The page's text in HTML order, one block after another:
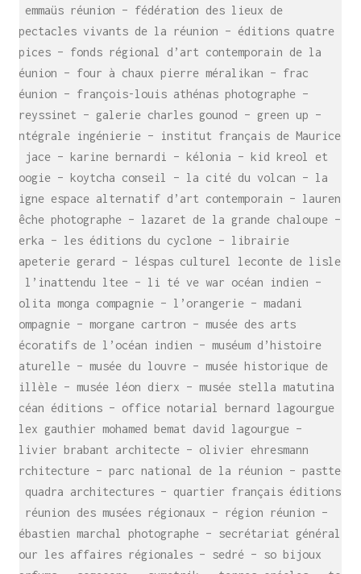
– emmaüs réunion – fédération des lieux de
spectacles vivants de la réunion – éditions quatre
épices – fonds régional d’art contemporain de la
réunion – four à chaux pierre méralikan – frac
réunion – françois-louis athénas photographe –
freyssinet – galerie charles gounod – green up –
intégrale ingénierie – institut français de Maurice
– jace – karine bernardi – kélonia – kid kreol et
boogie – koytcha conseil – la cité du volcan – la
ligne espace alternatif d’art contemporain – laurent
bêche photographe – lazaret de la grande chaloupe –
lerka – les éditions du cyclone – librairie
papeterie gerard – léspas culturel leconte de lisle
– l’inattendu ltee – li té ve war océan indien –
lolita monga compagnie – l’orangerie – madani
compagnie – morgane cartron – musée des arts
décoratifs de l’océan indien – muséum d’histoire
naturelle – musée du louvre – musée historique de
villèle – musée léon dierx – musée stella matutina –
océan éditions – office notarial bernard lagourgue
alex gauthier mohamed bemat david lagourgue –
olivier brabant architecte – olivier ehresmann
architecture – parc national de la réunion – pasttec
– quadra architectures – quartier français éditions
– réunion des musées régionaux – région réunion –
sébastien marchal photographe – secrétariat général
pour les affaires régionales – sedré – so bijoux
SE RENCONTRER.
C’est toujours mieux de se voir
afin de parler le même langage.